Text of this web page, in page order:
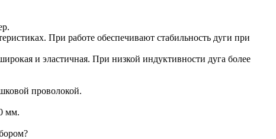
При работе обеспечивают стабильность дуги при
и эластичная. При низкой индуктивности дуга более
проволокой.
мм.